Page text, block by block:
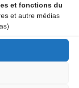
et fonctions du
et autre médias